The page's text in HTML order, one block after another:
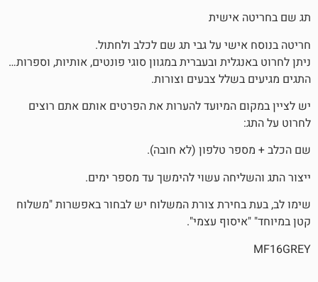
על גבי תג שם לכלב ולחתול.
ובעברית במגוון סוגי פונטים, אותיות, וספרות…
צבעים וצורות.
המיועד להערות את הפרטים אותם אתם רוצים
טלפון (לא חובה).
עשוי להימשך עד מספר ימים.
צורת המשלוח יש לבחור באפשרות "משלוח
עצמי".